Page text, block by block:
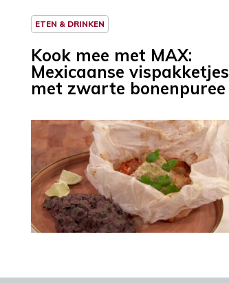
ETEN & DRINKEN
Kook mee met MAX:
Mexicaanse vispakketjes
met zwarte bonenpuree